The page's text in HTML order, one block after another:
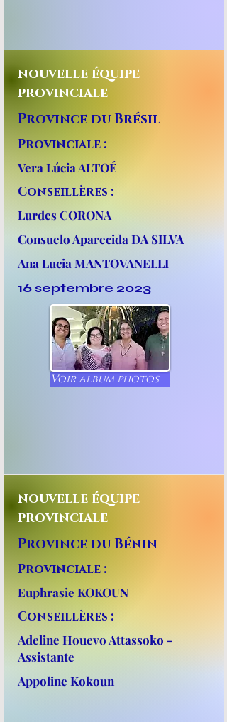
nouvelle équipe
provinciale
Province du Brésil
Provinciale :
Vera Lúcia ALTOÉ
Conseillères :
Lurdes CORONA
Consuelo Aparecida DA SILVA
Ana Lucia MANTOVANELLI
16 septembre 2023
Voir album photos
nouvelle équipe
provinciale
Province du Bénin
Provinciale :
Euphrasie KOKOUN
Conseillères :
Adeline Houevo Attassoko -
Assistante
Appoline Kokoun